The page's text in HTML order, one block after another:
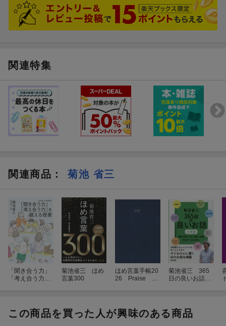
これは単なる教育メソッドではなく、アドラーの言う「共同体感
覚」にも通じる、人が幸せに生きるためのコミュニケーションの本
質です。
教師、保護者、子ども、社会全体のウェルビーイングにつながる
■ 最後に
たちの未来を信じて微笑めるようになる。そんな日々の「彩り」
を、この本は取り戻してくれます。
関連特集
関連商品 ： 菊池 省三
「聞き合う力」
「考え合う力」
菊池省三 ほめ
言葉300
ほめ言葉手帳20
26 Praise Di
菊池省三 365
日の良いお話
この商品を買った人が興味のある商品